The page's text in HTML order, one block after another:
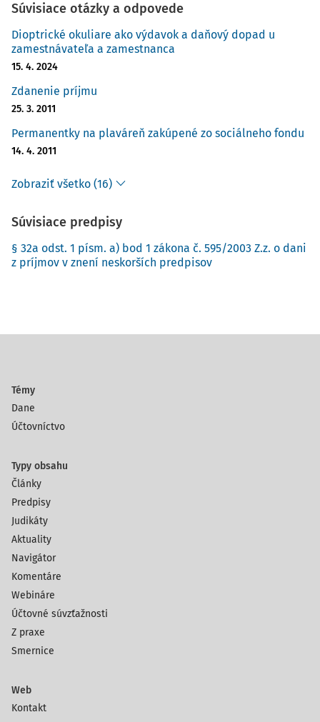
Súvisiace otázky a odpovede
Dioptrické okuliare ako výdavok a daňový dopad u
zamestnávateľa a zamestnanca
15. 4. 2024
Zdanenie príjmu
25. 3. 2011
Permanentky na plaváreň zakúpené zo sociálneho fondu
14. 4. 2011
Zobraziť všetko (16)
Súvisiace predpisy
§ 32a odst. 1 písm. a) bod 1 zákona č. 595/2003 Z.z. o dani
z príjmov v znení neskorších predpisov
Témy
Dane
Účtovníctvo
Typy obsahu
Články
Predpisy
Judikáty
Aktuality
Navigátor
Komentáre
Webináre
Účtovné súvzťažnosti
Z praxe
Smernice
Web
Kontakt